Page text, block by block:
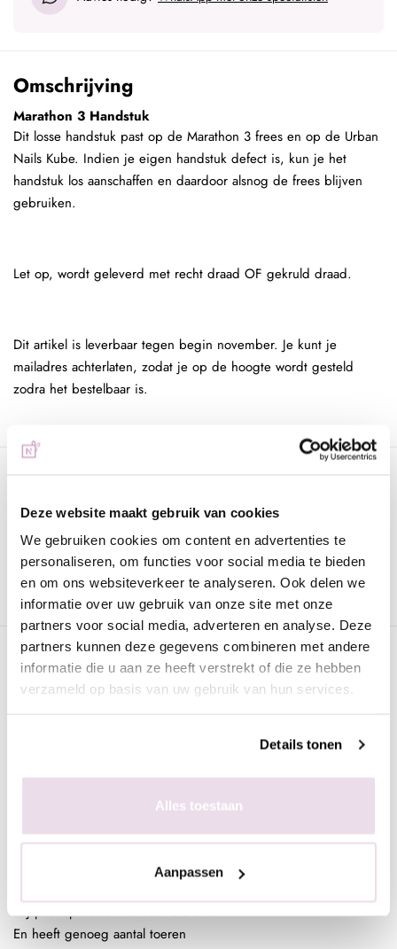
Deze website maakt gebruik van cookies
We gebruiken cookies om content en advertenties te
personaliseren, om functies voor social media te bieden
en om ons websiteverkeer te analyseren. Ook delen we
informatie over uw gebruik van onze site met onze
partners voor social media, adverteren en analyse. Deze
partners kunnen deze gegevens combineren met andere
informatie die u aan ze heeft verstrekt of die ze hebben
verzameld op basis van uw gebruik van hun services.
Details tonen
Alles toestaan
Aanpassen
Omschrijving
Marathon 3 Handstuk
Dit losse handstuk past op de Marathon 3 frees en op de Urban
Nails Kube. Indien je eigen handstuk defect is, kun je het
handstuk los aanschaffen en daardoor alsnog de frees blijven
gebruiken.
Let op, wordt geleverd met recht draad OF gekruld draad.
Dit artikel is leverbaar tegen begin november. Je kunt je
mailadres achterlaten, zodat je op de hoogte wordt gesteld
zodra het bestelbaar is.
Gerelateerde pagina's
Nieuw Salonbenodigdheden Nagel lampen
Klantenreviews
Super vrees
Ik vind dit een heerlijke vrees ligt fijn in mijn hand niet zwaar in
Hij past op verschillende motoren.
En heeft genoeg aantal toeren